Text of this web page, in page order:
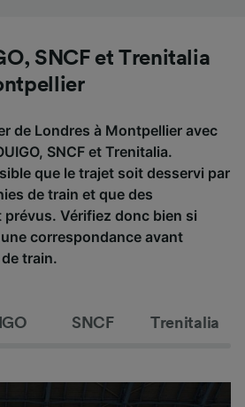
SNCF et Trenitalia
de Londres à Montpellier avec
SNCF et Trenitalia.
que le trajet soit desservi par
de train et que des
Vérifiez donc bien si
correspondance avant
train.
SNCF Trenitalia